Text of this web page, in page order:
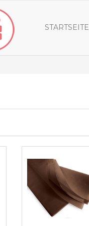
STARTSEITE